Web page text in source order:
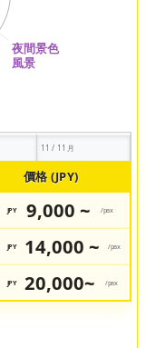
11 / 11月
價格 (JPY)
JPY 9,000 ~ /pax
JPY 14,000 ~ /pax
JPY 20,000~ /pax